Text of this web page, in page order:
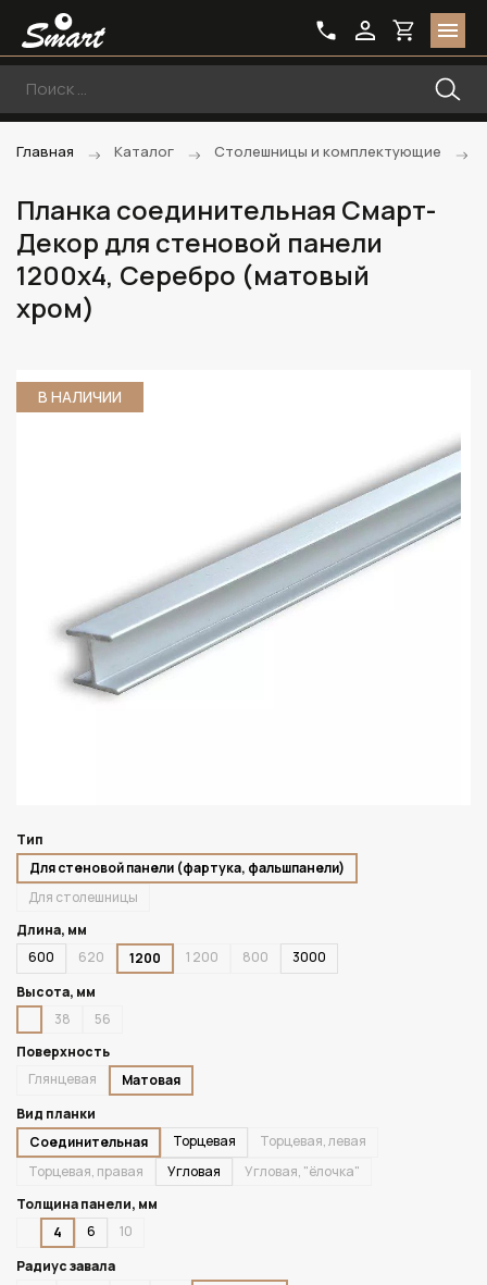
Главная Каталог Столешницы и комплектующие
Планка соединительная Смарт-
Декор для стеновой панели
1200х4, Серебро (матовый
хром)
В НАЛИЧИИ
Тип
Для стеновой панели (фартука, фальшпанели)
Для столешницы
Длина, мм
600
620 1200 1 200 800
3000
Высота, мм
38
56
Поверхность
Глянцевая
Матовая
Вид планки
Соединительная
Торцевая
Торцевая, левая
Торцевая, правая
Угловая
Угловая, "ёлочка"
Толщина панели, мм
4
6
10
Радиус завала